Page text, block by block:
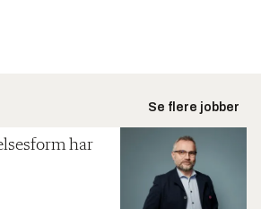
Se flere jobber
har